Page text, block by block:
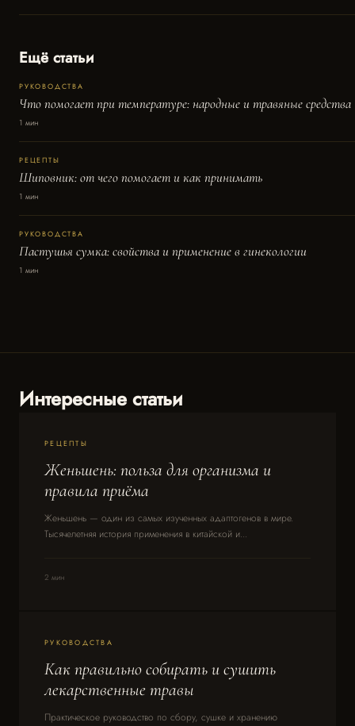
Ещё статьи
РУКОВОДСТВА
Что помогает при температуре: народные и травяные средства
1 мин
РЕЦЕПТЫ
Шиповник: от чего помогает и как принимать
1 мин
РУКОВОДСТВА
Пастушья сумка: свойства и применение в гинекологии
1 мин
Интересные статьи
РЕЦЕПТЫ
Женьшень: польза для организма и
правила приёма
Женьшень — один из самых изученных адаптогенов в мире.
Тысячелетняя история применения в китайской и...
2 мин
РУКОВОДСТВА
Как правильно собирать и сушить
лекарственные травы
Практическое руководство по сбору, сушке и хранению